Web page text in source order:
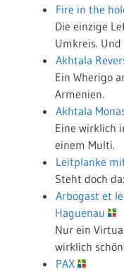
Fire in the
Die einzige
Umkreis. Und
Akhtala
Ein Wherigo
Armenien.
Akhtala
Eine wirklich
einem Multi.
Leitplanke
Steht doch
Arbogast et
Haguenau
Nur ein
wirklich
PAX